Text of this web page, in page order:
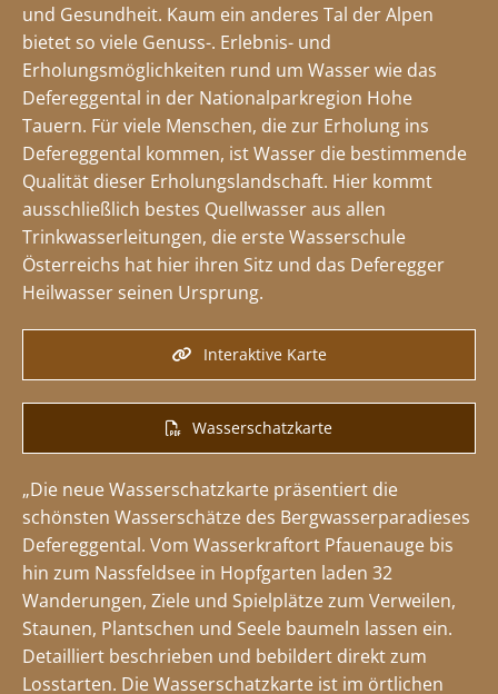
und Gesundheit. Kaum ein anderes Tal der Alpen
bietet so viele Genuss-. Erlebnis- und
Erholungsmöglichkeiten rund um Wasser wie das
Defereggental in der Nationalparkregion Hohe
Tauern. Für viele Menschen, die zur Erholung ins
Defereggental kommen, ist Wasser die bestimmende
Qualität dieser Erholungslandschaft. Hier kommt
ausschließlich bestes Quellwasser aus allen
Trinkwasserleitungen, die erste Wasserschule
Österreichs hat hier ihren Sitz und das Deferegger
Heilwasser seinen Ursprung.
Interaktive Karte
Wasserschatzkarte
„Die neue Wasserschatzkarte präsentiert die
schönsten Wasserschätze des Bergwasserparadieses
Defereggental. Vom Wasserkraftort Pfauenauge bis
hin zum Nassfeldsee in Hopfgarten laden 32
Wanderungen, Ziele und Spielplätze zum Verweilen,
Staunen, Plantschen und Seele baumeln lassen ein.
Detailliert beschrieben und bebildert direkt zum
Losstarten. Die Wasserschatzkarte ist im örtlichen